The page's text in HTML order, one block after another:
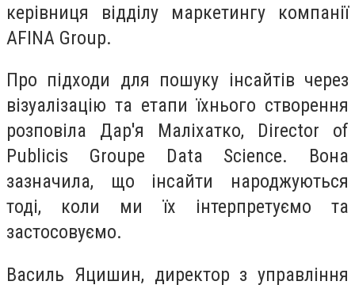
керівниця відділу маркетингу компанії
AFINA Group.
Про підходи для пошуку інсайтів через
візуалізацію та етапи їхнього створення
розповіла Дар'я Маліхатко, Director of
Publicis Groupe Data Science. Вона
зазначила, що інсайти народжуються
тоді, коли ми їх інтерпретуємо та
застосовуємо.
Василь Яцишин, директор з управління